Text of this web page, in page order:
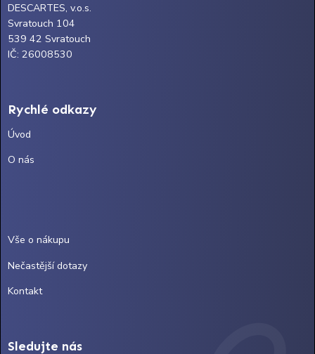
DESCARTES, v.o.s.
Svratouch 104
539 42 Svratouch
IČ: 26008530
Rychlé odkazy
Úvod
O nás
Vše o nákupu
Nečastější dotazy
Kontakt
Sledujte nás